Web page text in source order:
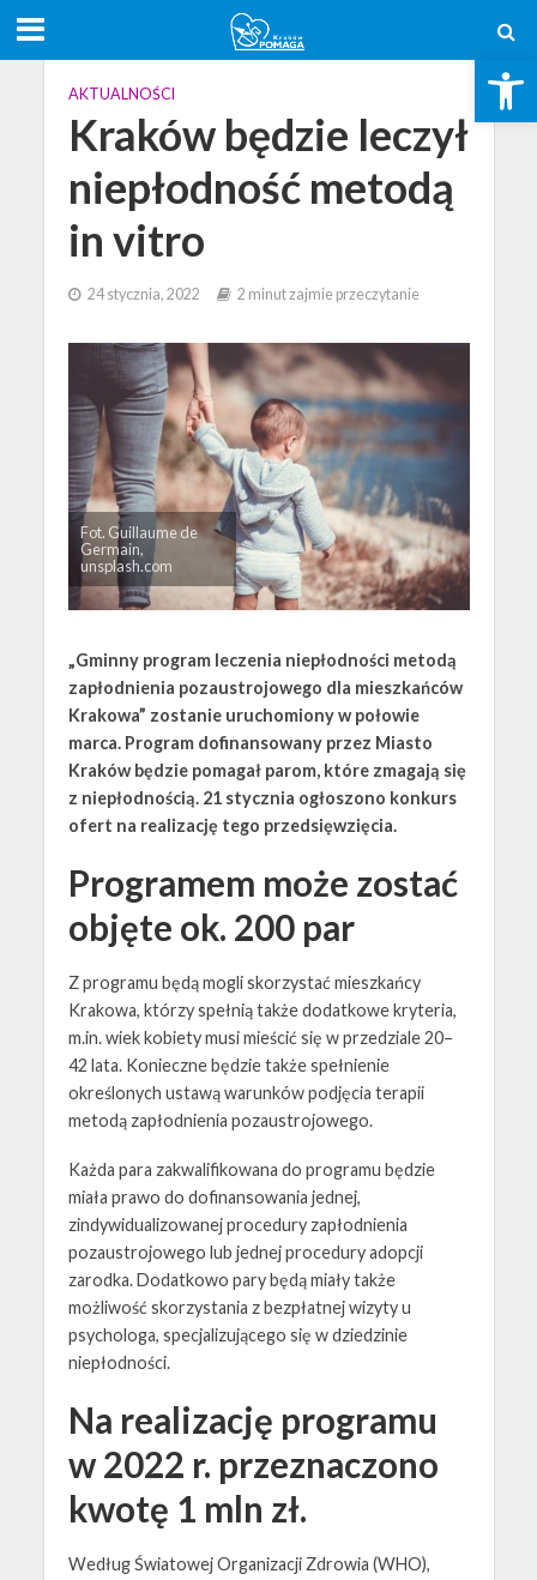
Open toolbar
AKTUALNOŚCI
Kraków będzie leczył
niepłodność metodą
in vitro
24 stycznia, 2022 2 minut zajmie przeczytanie
Fot. Guillaume de
Germain,
unsplash.com
„Gminny program leczenia niepłodności metodą
zapłodnienia pozaustrojowego dla mieszkańców
Krakowa” zostanie uruchomiony w połowie
marca. Program dofinansowany przez Miasto
Kraków będzie pomagał parom, które zmagają się
z niepłodnością. 21 stycznia ogłoszono konkurs
ofert na realizację tego przedsięwzięcia.
Programem może zostać
objęte ok. 200 par
Z programu będą mogli skorzystać mieszkańcy
Krakowa, którzy spełnią także dodatkowe kryteria,
m.in. wiek kobiety musi mieścić się w przedziale 20–
42 lata. Konieczne będzie także spełnienie
określonych ustawą warunków podjęcia terapii
metodą zapłodnienia pozaustrojowego.
Każda para zakwalifikowana do programu będzie
miała prawo do dofinansowania jednej,
zindywidualizowanej procedury zapłodnienia
pozaustrojowego lub jednej procedury adopcji
zarodka. Dodatkowo pary będą miały także
możliwość skorzystania z bezpłatnej wizyty u
psychologa, specjalizującego się w dziedzinie
niepłodności.
Na realizację programu
w 2022 r. przeznaczono
kwotę 1 mln zł.
Według Światowej Organizacji Zdrowia (WHO),